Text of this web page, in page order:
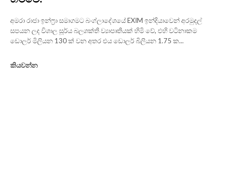
අමරා රාජා ඉන්ෆ්‍රා සමාගමට බංග්ලාදේශයේ EXIM ඉන්දියාවෙන් අරමුදල්
සපයන ලද විශාල සූර්ය බලශක්ති ව්‍යාපෘතියක් හිමි වේ, එහි වටිනාකම
ඩොලර් මිලියන 130 ක් වන අතර එය ඩොලර් බිලියන 1.75 ක...
කියවන්න